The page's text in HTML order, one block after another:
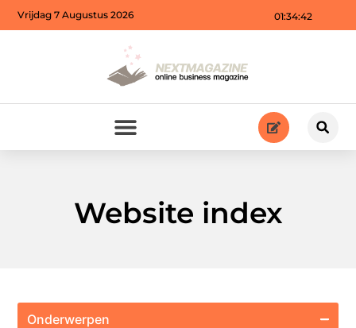
01:34:43
Vrijdag 7 Augustus 2026
Website index
Onderwerpen